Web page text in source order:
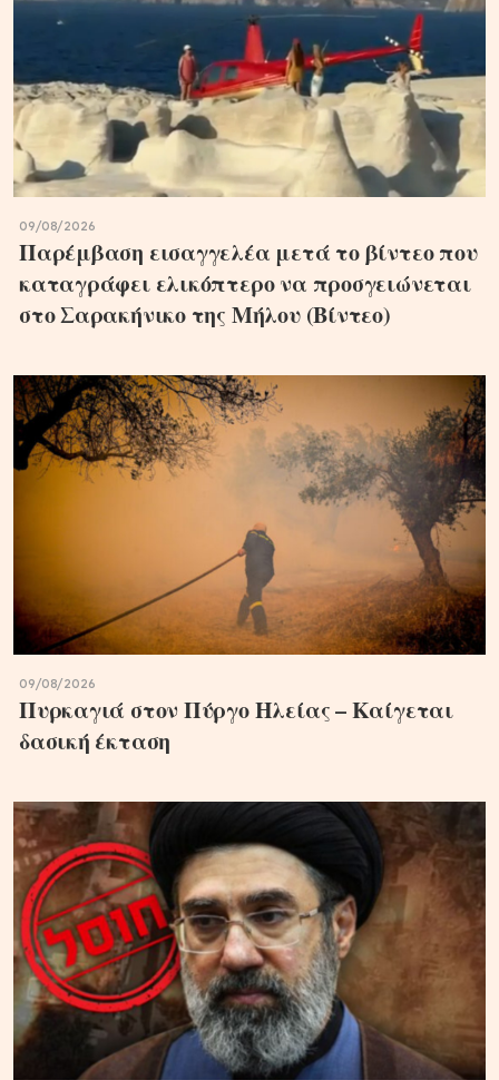
09/08/2026
Παρέμβαση εισαγγελέα μετά το βίντεο που
καταγράφει ελικόπτερο να προσγειώνεται
στο Σαρακήνικο της Μήλου (Βίντεο)
09/08/2026
Πυρκαγιά στον Πύργο Ηλείας – Καίγεται
δασική έκταση